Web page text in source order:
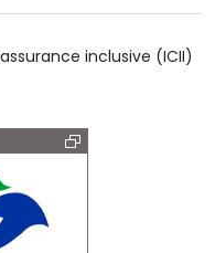
inclusive (ICII)